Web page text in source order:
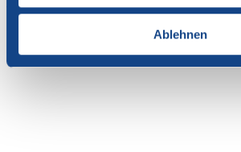
Ablehnen
votre login personnel ausecrétariat.